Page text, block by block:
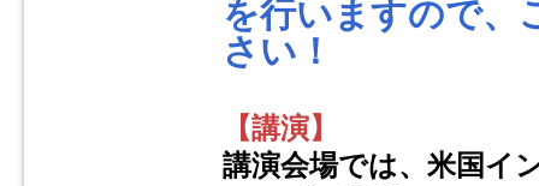
を行いますので、
さい！
【講演】
講演会場では、米国イ